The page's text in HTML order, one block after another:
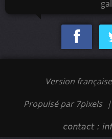
Version française
Propulsé par 7pixels |